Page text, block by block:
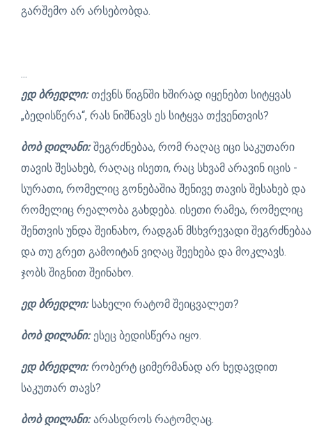
გარშემო არ არსებობდა.
...
ედ ბრედლი:თქვნს წიგნში ხშირად იყენებთ სიტყვას
„ბედისწერა“, რას ნიშნავს ეს სიტყვა თქვენთვის?
ბობ დილანი:შეგრძნებაა, რომ რაღაც იცი საკუთარი
თავის შესახებ, რაღაც ისეთი, რაც სხვამ არავინ იცის -
სურათი, რომელიც გონებაშია შენივე თავის შესახებ და
რომელიც რეალობა გახდება. ისეთი რამეა, რომელიც
შენთვის უნდა შეინახო, რადგან მსხვრევადი შეგრძნებაა
და თუ გრეთ გამოიტან ვიღაც შეეხება და მოკლავს.
ჯობს შიგნით შეინახო.
ედ ბრედლი:სახელი რატომ შეიცვალეთ?
ბობ დილანი:ესეც ბედისწერა იყო.
ედ ბრედლი:რობერტ ციმერმანად არ ხედავდით
საკუთარ თავს?
ბობ დილანი:არასდროს რატომღაც.